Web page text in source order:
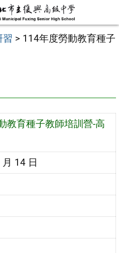
習 > 114年度勞動教育種子
教育種子教師培訓營-高
14 日